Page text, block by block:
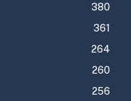
380
361
264
260
256